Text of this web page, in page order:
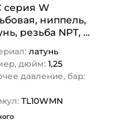
серия W
ниппель,
резьба NPT, 1
латунь
дюйм: 1,25
давление, бар:
TL10WMN